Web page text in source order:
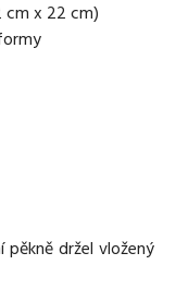
cm x 22 cm)
pěkně držel vložený